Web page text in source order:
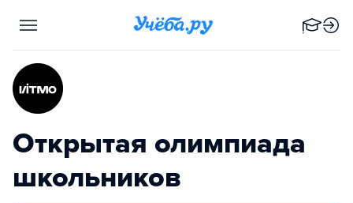
Открытая олимпиада
школьников